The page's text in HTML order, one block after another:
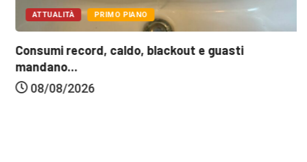
ATTUALITÀ PRIMO PIANO
Consumi record, caldo, blackout e guasti
mandano...
08/08/2026